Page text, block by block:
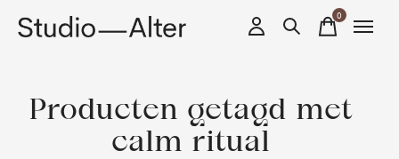
0items
Producten getagd met
calm ritual